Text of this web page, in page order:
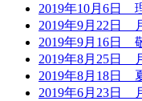
2019年10月6日
2019年9月22日
2019年9月16日
2019年8月25日
2019年8月18日
2019年6月23日